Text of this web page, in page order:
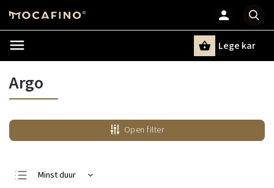
Lege kar
Argo
Open filter
Minst duur